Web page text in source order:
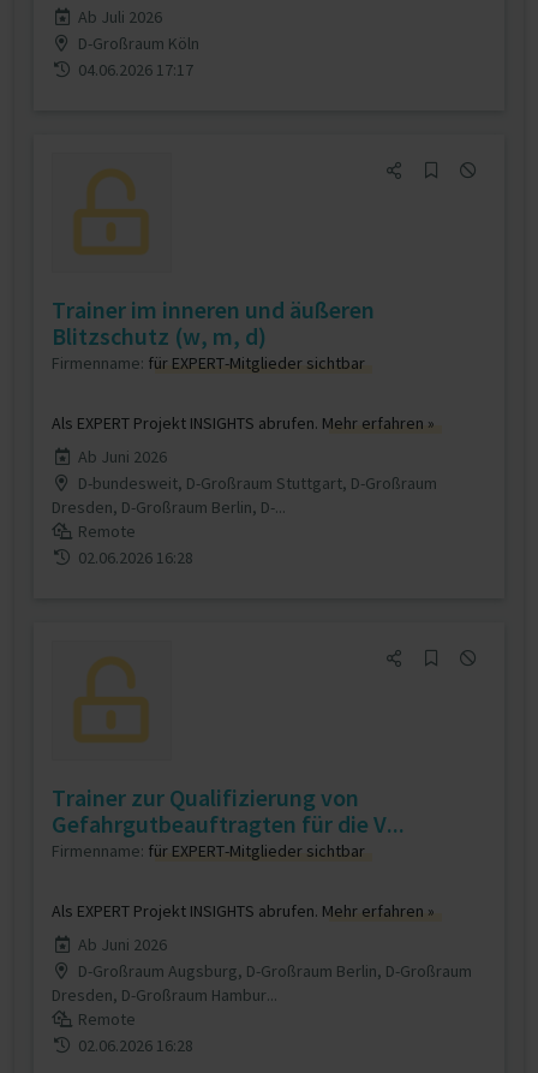
Ab Juli 2026
D-Großraum Köln
04.06.2026 17:17
Trainer im inneren und äußeren
Blitzschutz (w, m, d)
Firmenname: für EXPERT-Mitglieder sichtbar
Als EXPERT Projekt INSIGHTS abrufen. Mehr erfahren »
Ab Juni 2026
D-bundesweit, D-Großraum Stuttgart, D-Großraum
Dresden, D-Großraum Berlin, D-...
Remote
02.06.2026 16:28
Trainer zur Qualifizierung von
Gefahrgutbeauftragten für die V...
Firmenname: für EXPERT-Mitglieder sichtbar
Als EXPERT Projekt INSIGHTS abrufen. Mehr erfahren »
Ab Juni 2026
D-Großraum Augsburg, D-Großraum Berlin, D-Großraum
Dresden, D-Großraum Hambur...
Remote
02.06.2026 16:28